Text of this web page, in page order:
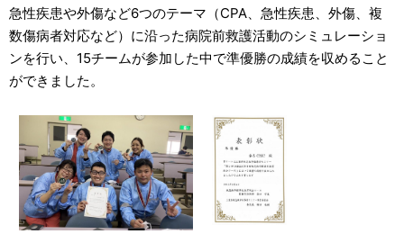
急性疾患や外傷など6つのテーマ（CPA、急性疾患、外傷、複
数傷病者対応など）に沿った病院前救護活動のシミュレーショ
ンを行い、15チームが参加した中で準優勝の成績を収めること
ができました。